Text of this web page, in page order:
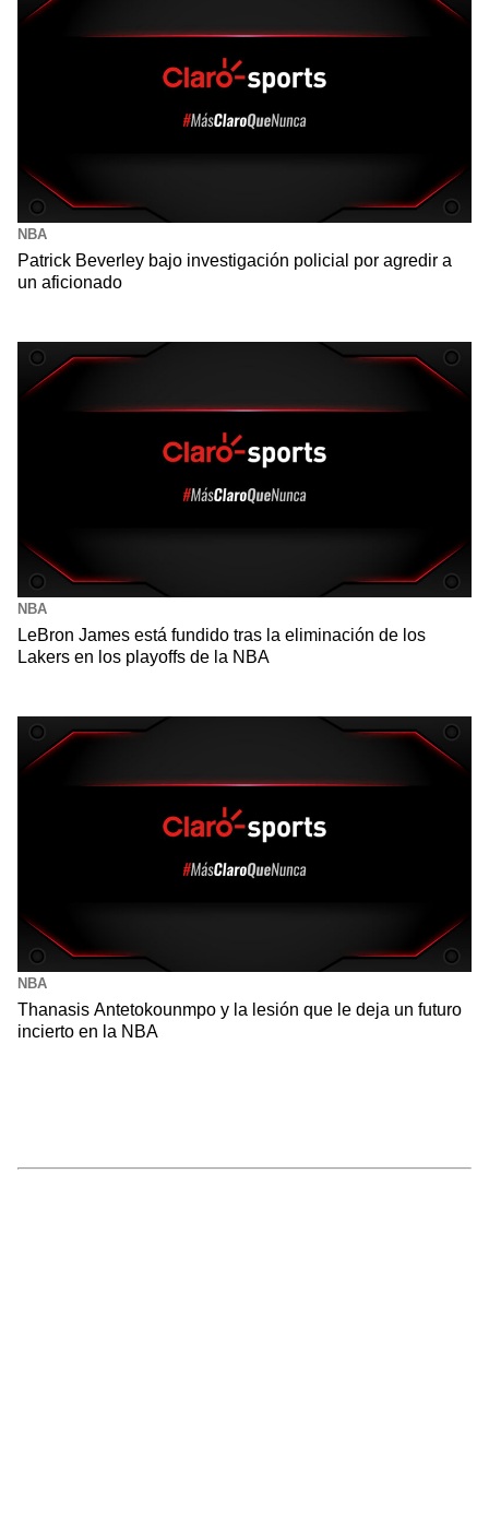
NBA
Patrick Beverley bajo investigación policial por agredir a
un aficionado
NBA
LeBron James está fundido tras la eliminación de los
Lakers en los playoffs de la NBA
NBA
Thanasis Antetokounmpo y la lesión que le deja un futuro
incierto en la NBA